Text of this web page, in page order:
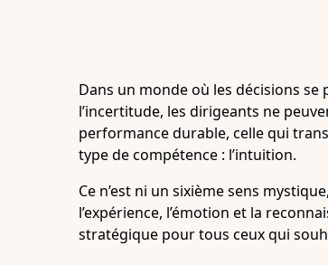
Dans un monde où les décisions
l’incertitude, les dirigeants ne
performance durable, celle qui
type de compétence : l’intuition.
Ce n’est ni un sixième sens
l’expérience, l’émotion et la
stratégique pour tous ceux qui